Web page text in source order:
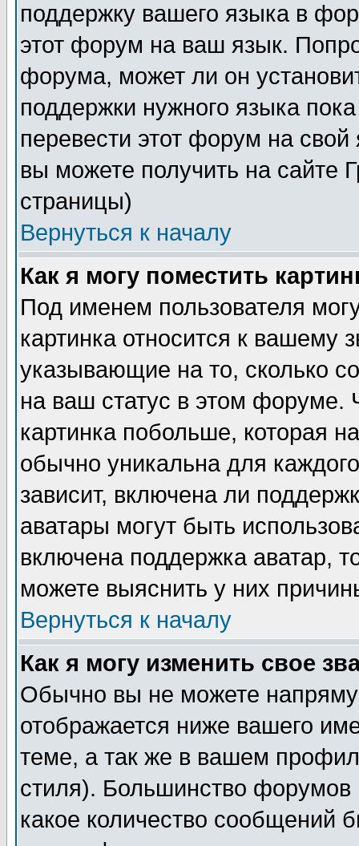
поддержку вашего языка в
этот форум на ваш язык.
форума, может ли он
поддержки нужного языка
перевести этот форум на
вы можете получить на сайте
страницы)
Вернуться к началу
Как я могу поместить
Под именем пользователя
картинка относится к вашему
указывающие на то, сколько
на ваш статус в этом форуме.
картинка побольше, которая
обычно уникальна для
зависит, включена ли
аватары могут быть
включена поддержка аватар,
можете выяснить у них
Вернуться к началу
Как я могу изменить свое
Обычно вы не можете
отображается ниже вашего
теме, а так же в вашем
стиля). Большинство форумов
какое количество сообщений